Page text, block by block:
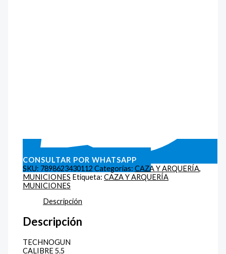
CONSULTAR POR WHATSAPP
SKU: 7898623430112 Categorías:CAZA Y ARQUERÍA,
MUNICIONES Etiqueta:CAZA Y ARQUERÍA
MUNICIONES
Descripción
Descripción
TECHNOGUN
CALIBRE 5.5